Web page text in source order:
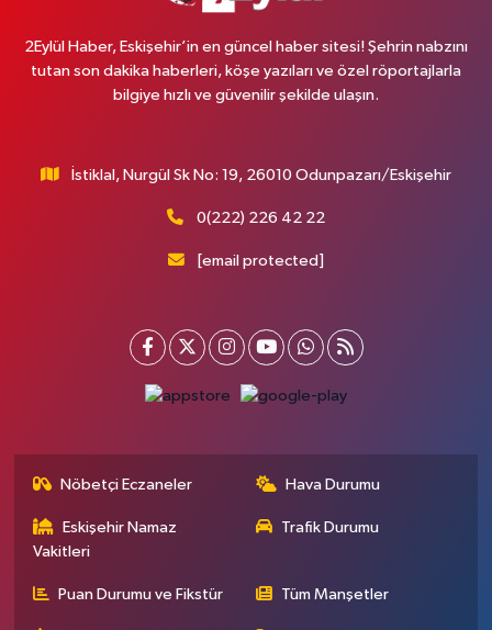
2Eylül Haber, Eskişehir’in en güncel haber sitesi! Şehrin nabzını
tutan son dakika haberleri, köşe yazıları ve özel röportajlarla
bilgiye hızlı ve güvenilir şekilde ulaşın.
İstiklal, Nurgül Sk No: 19, 26010 Odunpazarı/Eskişehir
0(222) 226 42 22
[email protected]
Nöbetçi Eczaneler Hava Durumu
Eskişehir Namaz
Vakitleri
Trafik Durumu
Puan Durumu ve Fikstür Tüm Manşetler